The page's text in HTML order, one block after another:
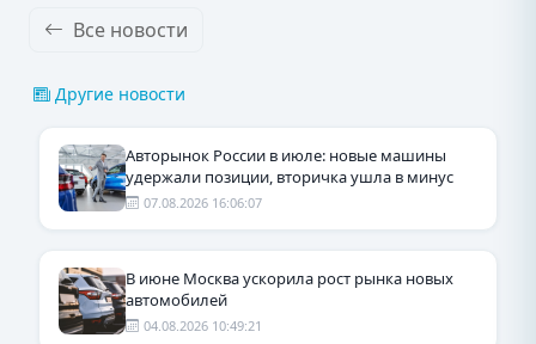
Все новости
Другие новости
Авторынок России в июле: новые машины
удержали позиции, вторичка ушла в минус
07.08.2026 16:06:07
В июне Москва ускорила рост рынка новых
автомобилей
04.08.2026 10:49:21